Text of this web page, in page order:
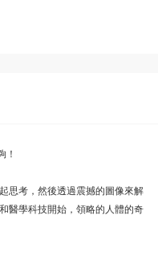
！
思考，然後透過震撼的圖像來解
醫學科技開始，領略的人體的奇